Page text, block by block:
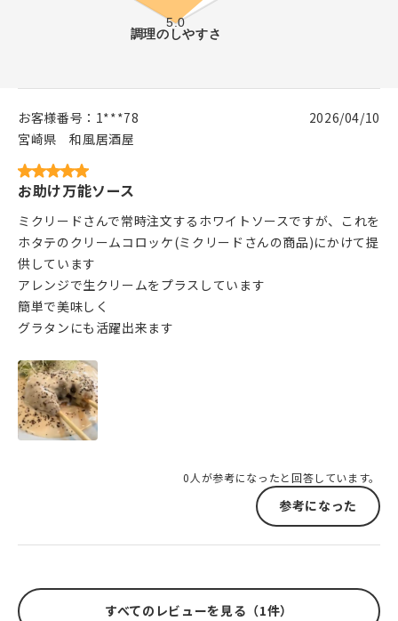
お客様番号： 1***78
宮崎県
和風居酒屋
2026/04/10
お助け万能ソース
ミクリードさんで常時注文するホワイトソースですが、これを
ホタテのクリームコロッケ(ミクリードさんの商品)にかけて提
供しています
アレンジで生クリームをプラスしています
簡単で美味しく
グラタンにも活躍出来ます
0人が参考になったと回答しています。
参考になった
すべてのレビューを見る（1件）